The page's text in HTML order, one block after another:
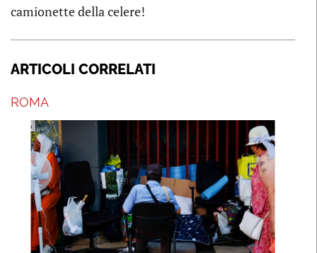
camionette della celere!
ARTICOLI CORRELATI
ROMA